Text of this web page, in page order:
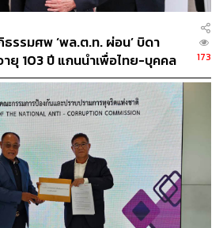
รรมศพ ‘พล.ต.ท. ผ่อน’ บิดา
ยุ 103 ปี แกนนำเพื่อไทย-บุคคล
173